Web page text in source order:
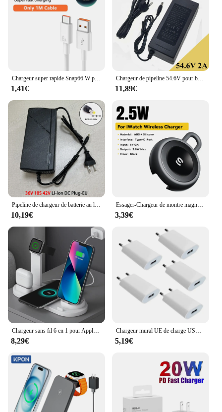
charger is designed to withstand the rigors of daily
use. Its robust construction ensures that it can
withstand the wear and tear of regular use, making it
a reliable choice for both personal and professional
use. Whether you are a car owner, mechanic, or
vendor, this charger is an essential tool that you can
trust to perform consistently and reliably, time and
time again.
1,41€
Chargeur de pipeline 54.6V pour batterie Eddie ion 48V, connecteur DC5525, 13S 18650
11,89€
10,19€
Essager-Chargeur de montre magnétique sans fil pour Apple Watch, chargeur rapide USB Type C portable pour iWatch Series 9 8 7 6 5 Ultra 2 SE
3,39€
Chargeur sans fil 6 en 1 pour Apple, Apple iPhone 15, 14, 13, 12, 11, X, Apple Watch, Airpods, Station de charge rapide S6, Android, Samsung, 30W
8,29€
Chargeur mural UE de charge USB, adaptateur de prise USB, Apple iPhone 7 8 6 6S Plus X Poly XS 11 12 13 Pro Max 5 5S SE 2020, lot de 5 pièces
5,19€